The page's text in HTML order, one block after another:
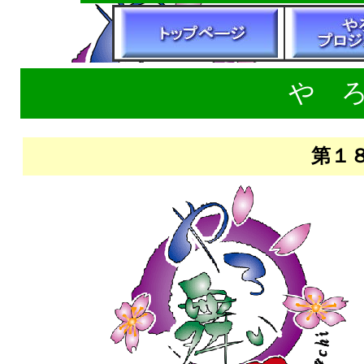
や
第１